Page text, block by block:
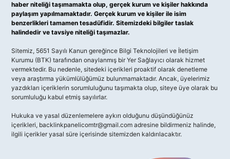
haber niteliği taşımamakta olup, gerçek kurum ve kişiler hakkında
paylaşım yapılmamaktadır. Gerçek kurum ve kişiler ile isim
benzerlikleri tamamen tesadüfidir. Sitemizdeki bilgiler taslak
halindedir ve tavsiye niteliği taşımazlar.
Sitemiz, 5651 Sayılı Kanun gereğince Bilgi Teknolojileri ve İletişim
Kurumu (BTK) tarafından onaylanmış bir Yer Sağlayıcı olarak hizmet
vermektedir. Bu nedenle, sitedeki içerikleri proaktif olarak denetleme
veya araştırma yükümlülüğümüz bulunmamaktadır. Ancak, üyelerimiz
yazdıkları içeriklerin sorumluluğunu taşımakta olup, siteye üye olarak bu
sorumluluğu kabul etmiş sayılırlar.
Hukuka ve yasal düzenlemelere aykırı olduğunu düşündüğünüz
içerikleri, backlinkpanelicomtr@gmail.com adresine bildirmeniz halinde,
ilgili içerikler yasal süre içerisinde sitemizden kaldırılacaktır.